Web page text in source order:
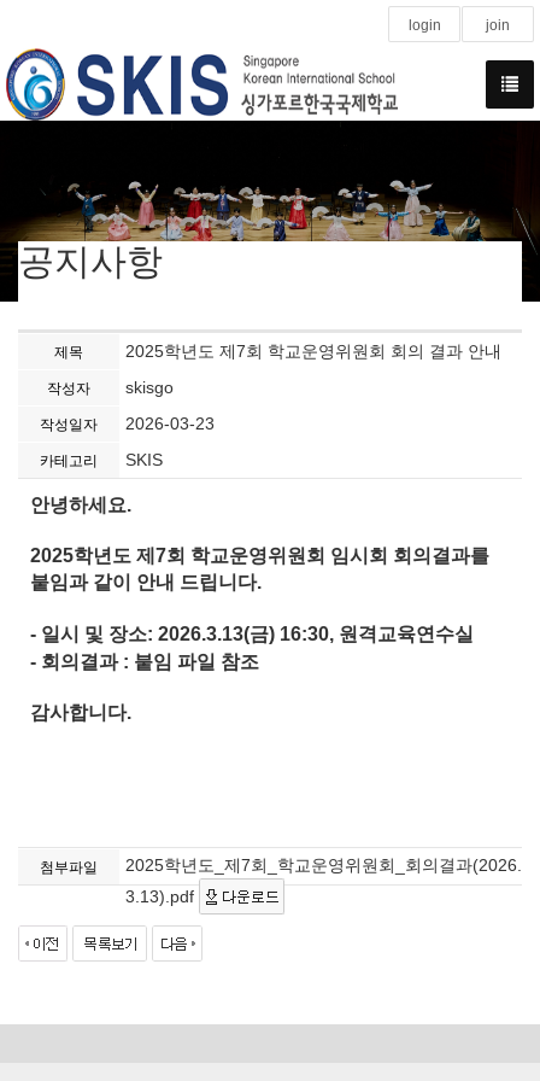
login join
공지사항
제목 2025학년도 제7회 학교운영위원회 회의 결과 안내
작성자 skisgo
작성일자 2026-03-23
카테고리 SKIS
안녕하세요.
2025학년도 제7회 학교운영위원회 임시회 회의결과를
붙임과 같이 안내 드립니다.
- 일시 및 장소: 2026.3.13(금) 16:30, 원격교육연수실
- 회의결과 : 붙임 파일 참조
감사합니다.
첨부파일
2025학년도_제7회_학교운영위원회_회의결과(2026.
3.13).pdf